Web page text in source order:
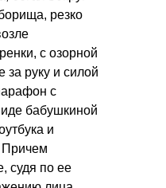
резко
с озорной
за руку и силой
с
бабушкиной
и
Причем
судя по ее